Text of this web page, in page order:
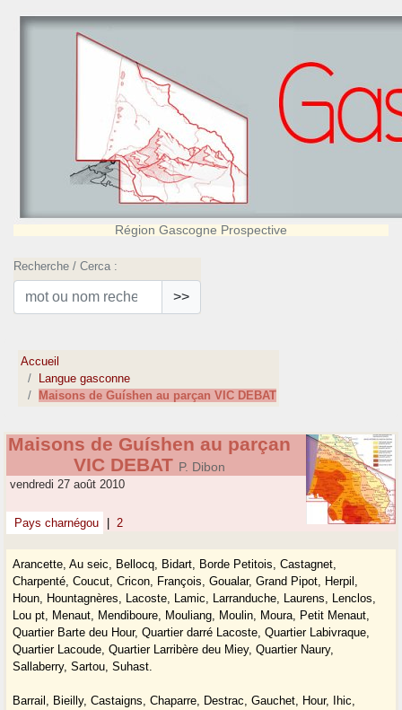
Région Gascogne Prospective
Recherche / Cerca :
>>
Accueil
Langue gasconne
Maisons de Guíshen au parçan VIC DEBAT
Maisons de Guíshen au parçan
VIC DEBAT P. Dibon
vendredi 27 août 2010
Pays charnégou 2
Arancette, Au seic, Bellocq, Bidart, Borde Petitois, Castagnet,
Charpenté, Coucut, Cricon, François, Goualar, Grand Pipot, Herpil,
Houn, Hountagnères, Lacoste, Lamic, Larranduche, Laurens, Lenclos,
Lou pt, Menaut, Mendiboure, Mouliang, Moulin, Moura, Petit Menaut,
Quartier Barte deu Hour, Quartier darré Lacoste, Quartier Labivraque,
Quartier Lacoude, Quartier Larribère deu Miey, Quartier Naury,
Sallaberry, Sartou, Suhast.
Barrail, Bieilly, Castaigns, Chaparre, Destrac, Gauchet, Hour, Ihic,